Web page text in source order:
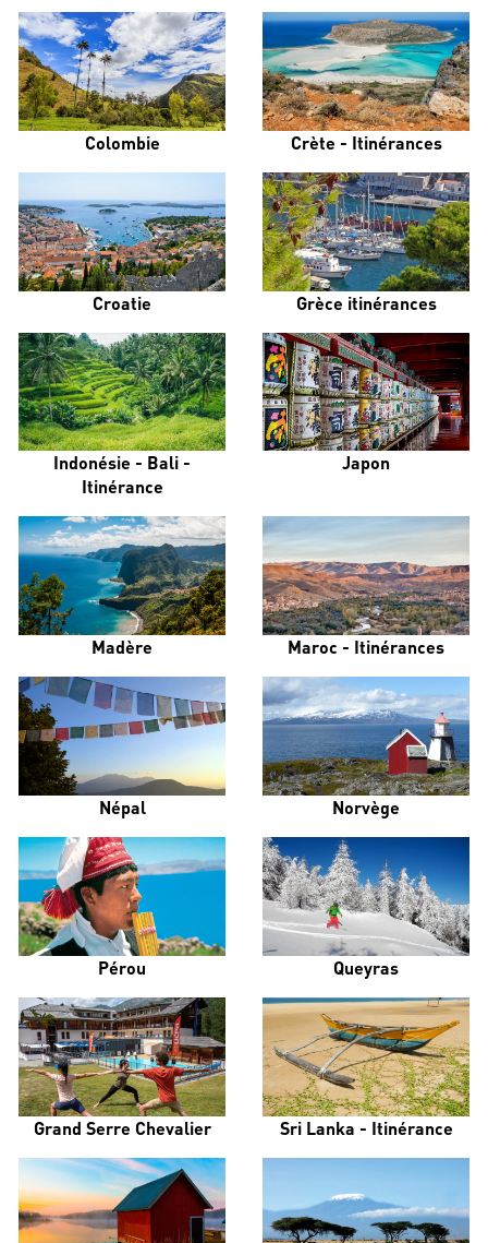
Colombie Crète - Itinérances
Croatie Grèce itinérances
Indonésie - Bali -
Itinérance
Japon
Madère Maroc - Itinérances
Népal Norvège
Pérou Queyras
Grand Serre Chevalier Sri Lanka - Itinérance